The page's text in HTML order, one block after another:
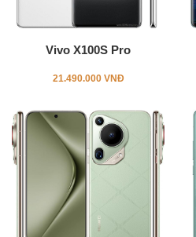
Vivo X100S Pro
21.490.000 VNĐ